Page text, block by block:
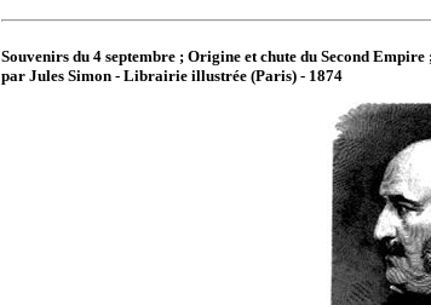
Souvenirs du 4 septembre ; Origine et chute du Second
par Jules Simon - Librairie illustrée (Paris) - 1874